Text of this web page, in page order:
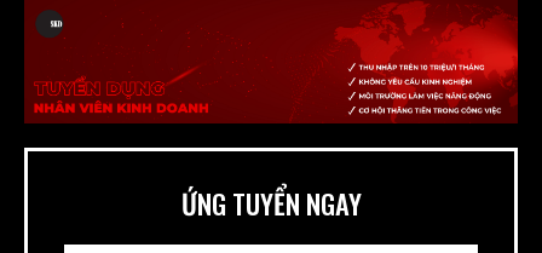
ỨNG TUYỂN NGAY